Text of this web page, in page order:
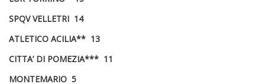
SPQV VELLETRI 14
ATLETICO ACILIA** 13
CITTA’ DI POMEZIA*** 11
MONTEMARIO 5